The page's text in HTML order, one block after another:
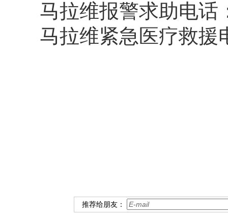
马拉维报警求助电话
马拉维紧急医疗救援
推荐给朋友：